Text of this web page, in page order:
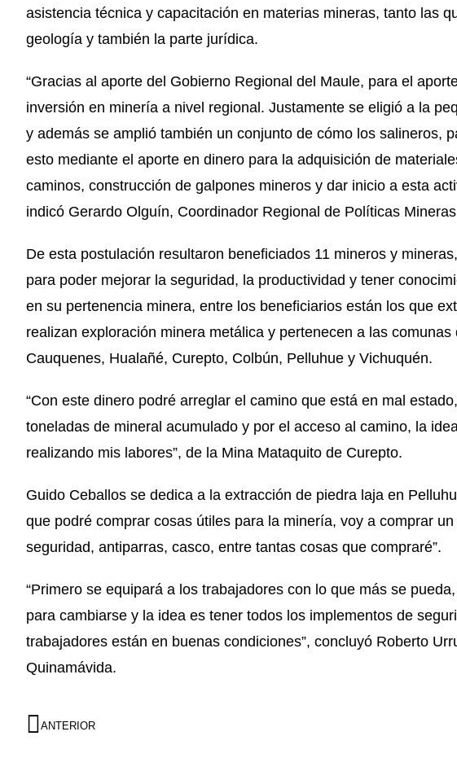
asistencia técnica y capacitación en materias mineras, tanto las
geología y también la parte jurídica.
“Gracias al aporte del Gobierno Regional del Maule, para el
inversión en minería a nivel regional. Justamente se eligió a la
y además se amplió también un conjunto de cómo los salineros,
esto mediante el aporte en dinero para la adquisición de
caminos, construcción de galpones mineros y dar inicio a esta
indicó Gerardo Olguín, Coordinador Regional de Políticas
De esta postulación resultaron beneficiados 11 mineros y
para poder mejorar la seguridad, la productividad y tener
en su pertenencia minera, entre los beneficiarios están los que
realizan exploración minera metálica y pertenecen a las comunas
Cauquenes, Hualañé, Curepto, Colbún, Pelluhue y Vichuquén.
“Con este dinero podré arreglar el camino que está en mal
toneladas de mineral acumulado y por el acceso al camino, la
realizando mis labores”, de la Mina Mataquito de Curepto.
Guido Ceballos se dedica a la extracción de piedra laja en
que podré comprar cosas útiles para la minería, voy a comprar
seguridad, antiparras, casco, entre tantas cosas que compraré”.
“Primero se equipará a los trabajadores con lo que más se
para cambiarse y la idea es tener todos los implementos de
trabajadores están en buenas condiciones”, concluyó Roberto
Quinamávida.
ANTERIOR